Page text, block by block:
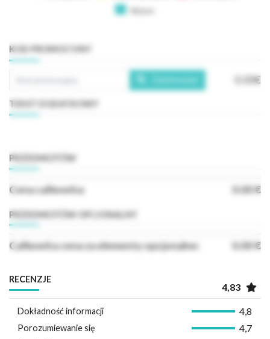
KOD PROMOCYJNY
0.00€
TEKST DODATKOWY
PRZEDMIOTÓW
Cena całkowita: 0.00 €
PRZEDMIOTÓW OPCJONALNY
Całkowita cena za elementy opcjonalne: 0.00 €
RECENZJE
4,83
Dokładność informacji 4,8
Porozumiewanie się 4,7